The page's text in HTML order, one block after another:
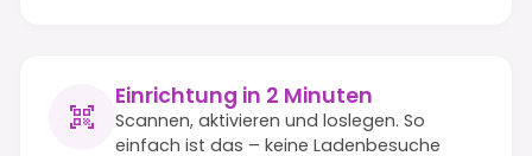
Einrichtung in 2 Minuten
Scannen, aktivieren und loslegen. So
einfach ist das – keine Ladenbesuche